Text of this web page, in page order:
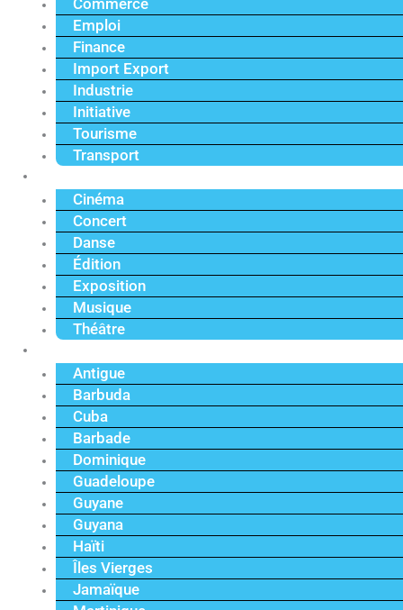
Commerce
Emploi
Finance
Import Export
Industrie
Initiative
Tourisme
Transport
Cinéma
Concert
Danse
Édition
Exposition
Musique
Théâtre
Antigue
Barbuda
Cuba
Barbade
Dominique
Guadeloupe
Guyane
Guyana
Haïti
Îles Vierges
Jamaïque